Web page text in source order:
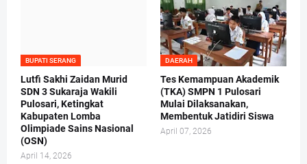
BUPATI SERANG
Lutfi Sakhi Zaidan Murid
SDN 3 Sukaraja Wakili
Pulosari, Ketingkat
Kabupaten Lomba
Olimpiade Sains Nasional
(OSN)
April 14, 2026
DAERAH
Tes Kemampuan Akademik
(TKA) SMPN 1 Pulosari
Mulai Dilaksanakan,
Membentuk Jatidiri Siswa
April 07, 2026